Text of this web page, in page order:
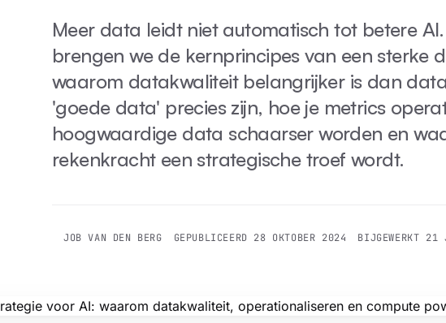
Meer data leidt niet automatisch tot betere
brengen we de kernprincipes van een sterke
waarom datakwaliteit belangrijker is dan
'goede data' precies zijn, hoe je metrics
hoogwaardige data schaarser worden en
rekenkracht een strategische troef wordt.
JOB VAN DEN BERG GEPUBLICEERD 28 OKTOBER 2024 BIJGEWERKT 21